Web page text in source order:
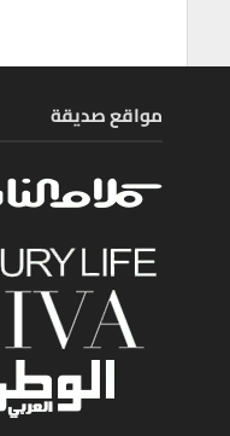
مواقع صديقة